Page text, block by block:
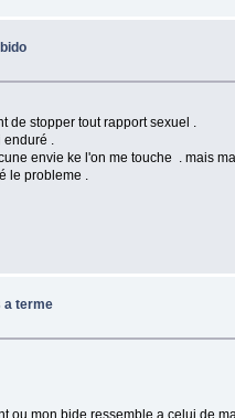
stopper tout rapport sexuel .
.
envie ke l'on me touche . mais
le probleme .
a terme